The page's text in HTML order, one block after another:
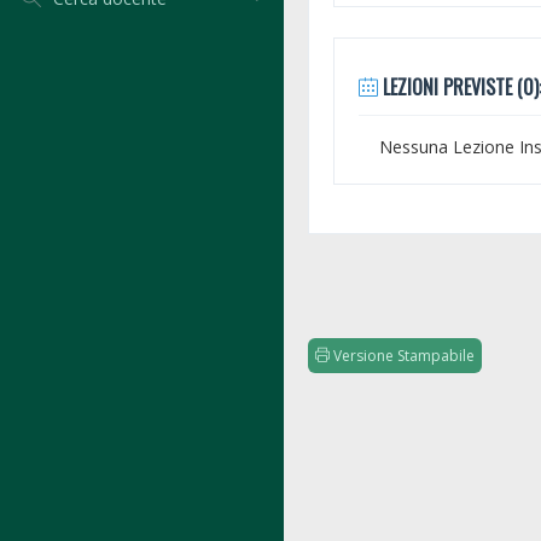
LEZIONI PREVISTE (0):
Nessuna Lezione
Versione Stampabile